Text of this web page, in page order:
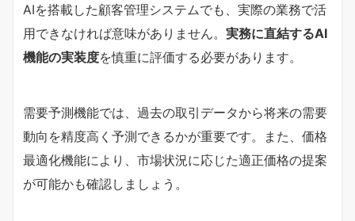
AIを搭載した顧客管理システムでも、実際の業務で活
用できなければ意味がありません。 実務に直結するAI
機能の実装度を慎重に評価する必要があります。
需要予測機能では、過去の取引データから将来の需要
動向を精度高く予測できるかが重要です。また、価格
最適化機能により、市場状況に応じた適正価格の提案
が可能かも確認しましょう。